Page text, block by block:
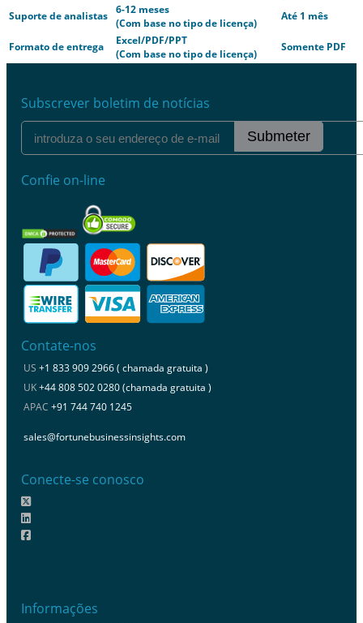
Suporte de analistas 6-12 meses
(Com base no tipo de licença)
Até 1 mês
Formato de entrega
Excel/PDF/PPT
(Com base no tipo de licença)
Somente PDF
Subscrever boletim de notícias
Submeter
Confie on-line
Contate-nos
US +1 833 909 2966 ( chamada gratuita )
UK+44 808 502 0280 (chamada gratuita )
APAC +91 744 740 1245
sales@fortunebusinessinsights.com
Conecte-se conosco
Informações